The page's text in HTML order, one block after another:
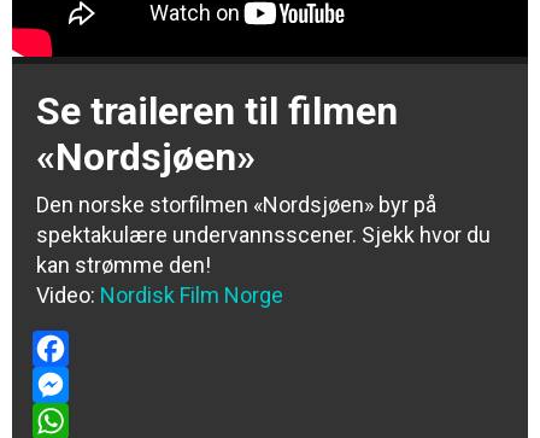
Se traileren til filmen
«Nordsjøen»
Den norske storfilmen «Nordsjøen» byr på
spektakulære undervannsscener. Sjekk hvor du
kan strømme den!
Video: Nordisk Film Norge
Facebook
Messenger